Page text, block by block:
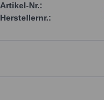
Artikel-Nr.:
Herstellernr.: